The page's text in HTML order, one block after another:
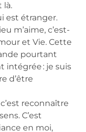
là.
est étranger.
m’aime, c’est-
et Vie. Cette
pourtant
intégrée : je suis
d’être
reconnaître
C’est
en moi,